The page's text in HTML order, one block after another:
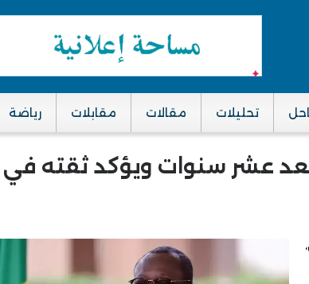
تحليلات مقالات مقابلات رياضة
عشر سنوات ويؤكد ثقته في